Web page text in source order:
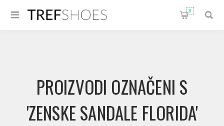
0
PROIZVODI OZNAČENI S
'ZENSKE SANDALE FLORIDA'